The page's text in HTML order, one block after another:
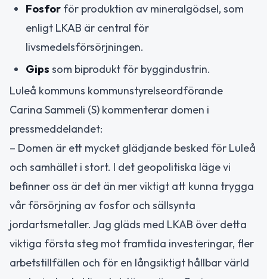
Fosfor för produktion av mineralgödsel, som
enligt LKAB är central för
livsmedelsförsörjningen.
Gips som biprodukt för byggindustrin.
Luleå kommuns kommunstyrelseordförande
Carina Sammeli (S) kommenterar domen i
pressmeddelandet:
– Domen är ett mycket glädjande besked för Luleå
och samhället i stort. I det geopolitiska läge vi
befinner oss är det än mer viktigt att kunna trygga
vår försörjning av fosfor och sällsynta
jordartsmetaller. Jag gläds med LKAB över detta
viktiga första steg mot framtida investeringar, fler
arbetstillfällen och för en långsiktigt hållbar värld